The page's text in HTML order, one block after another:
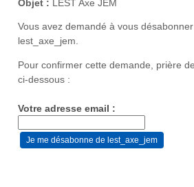
Objet : LEST Axe JEM
Vous avez demandé à vous
lest_axe_jem.
Pour confirmer cette demande, prière
ci-dessous :
Votre adresse email :